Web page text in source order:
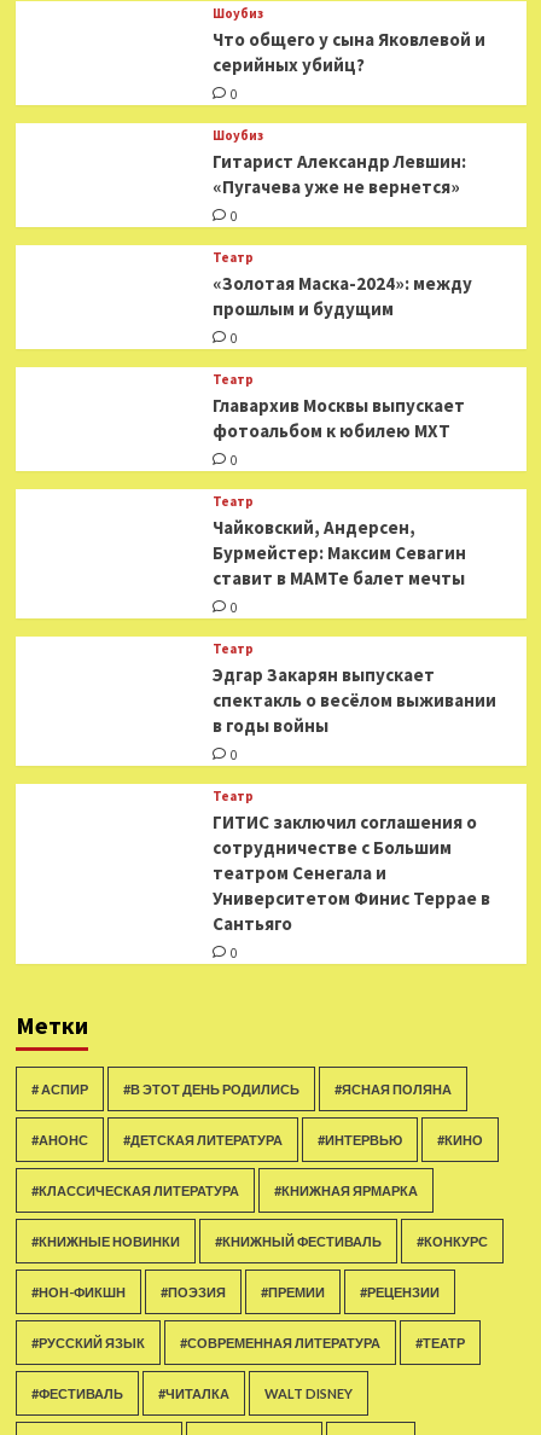
Шоубиз
Что общего у сына Яковлевой и
серийных убийц?
0
Шоубиз
Гитарист Александр Левшин:
«Пугачева уже не вернется»
0
Театр
«Золотая Маска-2024»: между
прошлым и будущим
0
Театр
​​Главархив Москвы выпускает
фотоальбом к юбилею МХТ
0
Театр
​​Чайковский, Андерсен,
Бурмейстер: Максим Севагин
ставит в МАМТе балет мечты
0
Театр
Эдгар Закарян выпускает
спектакль о весёлом выживании
в годы войны
0
Театр
ГИТИС заключил соглашения о
сотрудничестве с Большим
театром Сенегала и
Университетом Финис Террае в
Сантьяго
0
Метки
# АСПИР #В ЭТОТ ДЕНЬ РОДИЛИСЬ #ЯСНАЯ ПОЛЯНА
#АНОНС #ДЕТСКАЯ ЛИТЕРАТУРА #ИНТЕРВЬЮ #КИНО
#КЛАССИЧЕСКАЯ ЛИТЕРАТУРА #КНИЖНАЯ ЯРМАРКА
#КНИЖНЫЕ НОВИНКИ #КНИЖНЫЙ ФЕСТИВАЛЬ #КОНКУРС
#НОН-ФИКШН #ПОЭЗИЯ #ПРЕМИИ #РЕЦЕНЗИИ
#РУССКИЙ ЯЗЫК #СОВРЕМЕННАЯ ЛИТЕРАТУРА #ТЕАТР
#ФЕСТИВАЛЬ #ЧИТАЛКА WALT DISNEY